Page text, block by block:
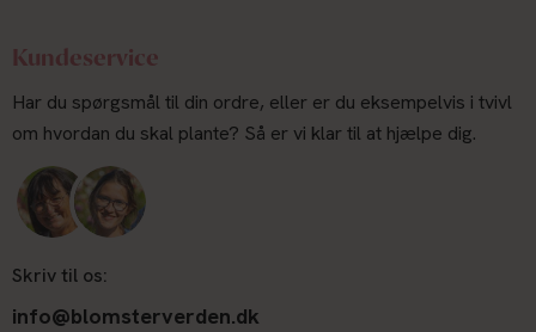
Kundeservice
Har du spørgsmål til din ordre, eller er du eksempelvis i tvivl
om hvordan du skal plante? Så er vi klar til at hjælpe dig.
Skriv til os:
info@blomsterverden.dk